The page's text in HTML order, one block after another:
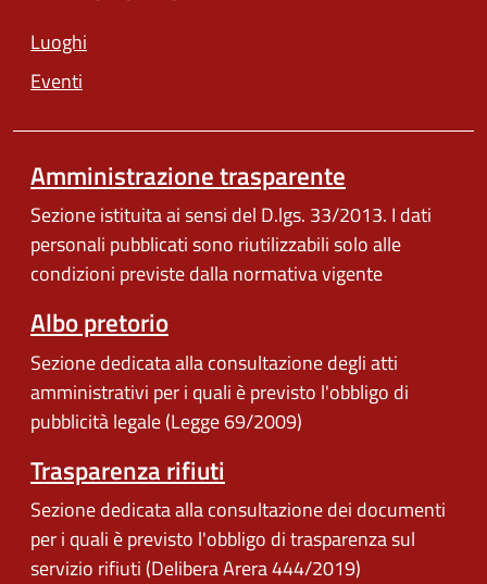
Luoghi
Eventi
Amministrazione trasparente
Sezione istituita ai sensi del D.lgs. 33/2013. I dati
personali pubblicati sono riutilizzabili solo alle
condizioni previste dalla normativa vigente
Albo pretorio
Sezione dedicata alla consultazione degli atti
amministrativi per i quali è previsto l'obbligo di
pubblicità legale (Legge 69/2009)
Trasparenza rifiuti
Sezione dedicata alla consultazione dei documenti
per i quali è previsto l'obbligo di trasparenza sul
servizio rifiuti (Delibera Arera 444/2019)